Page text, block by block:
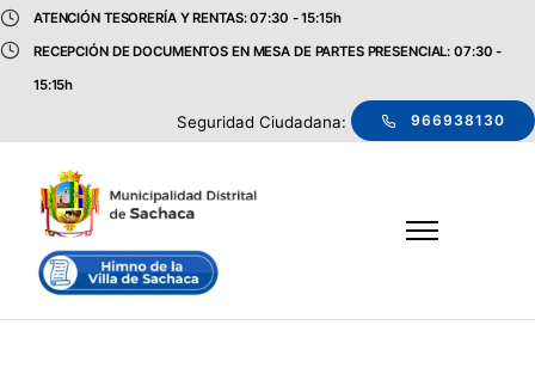
ATENCIÓN TESORERÍA Y RENTAS: 07:30 - 15:15h
RECEPCIÓN DE DOCUMENTOS EN MESA DE PARTES PRESENCIAL: 07:30 -
15:15h
Seguridad Ciudadana: 966938130